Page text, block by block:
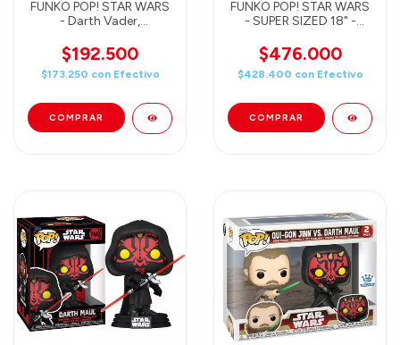
FUNKO POP! STAR WARS
- Darth Vader,
Luke Skywalker - Retro
4Pack
$192.500
$173.250 con Efectivo
FUNKO POP! STAR WARS
- SUPER SIZED 18" -
$476.000
$428.400 con Efectivo